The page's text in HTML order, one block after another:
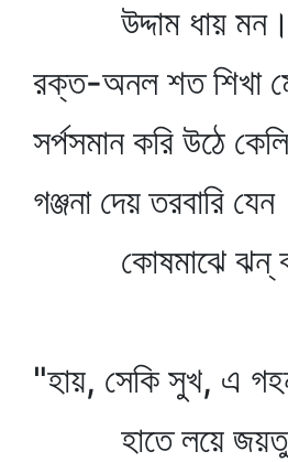
উদ্দাম ধায় মন।
রক্ত-অনল শত শিখা
সর্পসমান করি উঠে
গঞ্জনা দেয় তরবারি যেন
কোষমাঝে ঝন্‌
"হায়, সেকি সুখ, এ
হাতে লয়ে